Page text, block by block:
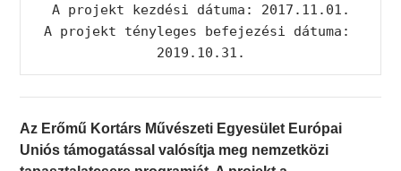
A projekt kezdési dátuma: 2017.11.01.
A projekt tényleges befejezési dátuma:
2019.10.31.
Az Erőmű Kortárs Művészeti Egyesület Európai
Uniós támogatással valósítja meg nemzetközi